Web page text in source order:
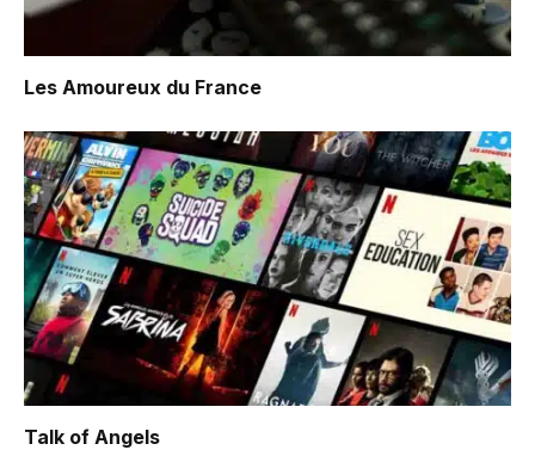
Les Amoureux du France
Talk of Angels